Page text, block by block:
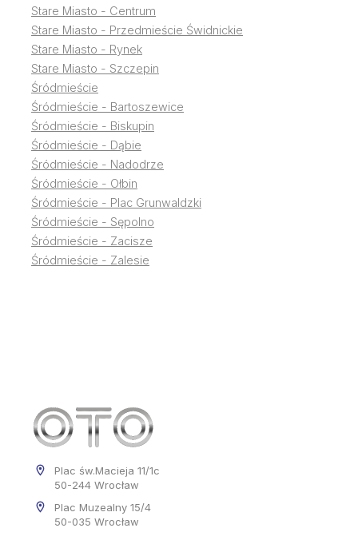
Stare Miasto - Centrum
Stare Miasto - Przedmieście Świdnickie
Stare Miasto - Rynek
Stare Miasto - Szczepin
Śródmieście
Śródmieście - Bartoszewice
Śródmieście - Biskupin
Śródmieście - Dąbie
Śródmieście - Nadodrze
Śródmieście - Ołbin
Śródmieście - Plac Grunwaldzki
Śródmieście - Sępolno
Śródmieście - Zacisze
Śródmieście - Zalesie
Plac św.Macieja 11/1c
50-244 Wrocław
Plac Muzealny 15/4
50-035 Wrocław